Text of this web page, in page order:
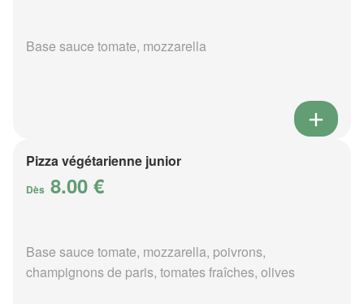
Base sauce tomate, mozzarella
Pizza végétarienne junior
Dès 8.00 €
Base sauce tomate, mozzarella, poivrons,
champignons de paris, tomates fraîches, olives